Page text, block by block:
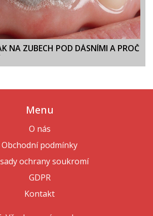
NA ZUBECH POD DÁSNÍMI A PROČ
Menu
O nás
Obchodní podmínky
ochrany soukromí
GDPR
Kontakt